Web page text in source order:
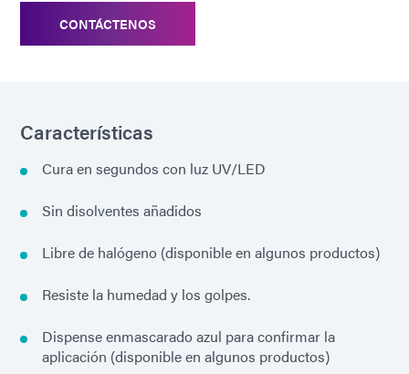
CONTÁCTENOS
Características
Cura en segundos con luz UV/LED
Sin disolventes añadidos
Libre de halógeno (disponible en algunos productos)
Resiste la humedad y los golpes.
Dispense enmascarado azul para confirmar la
aplicación (disponible en algunos productos)